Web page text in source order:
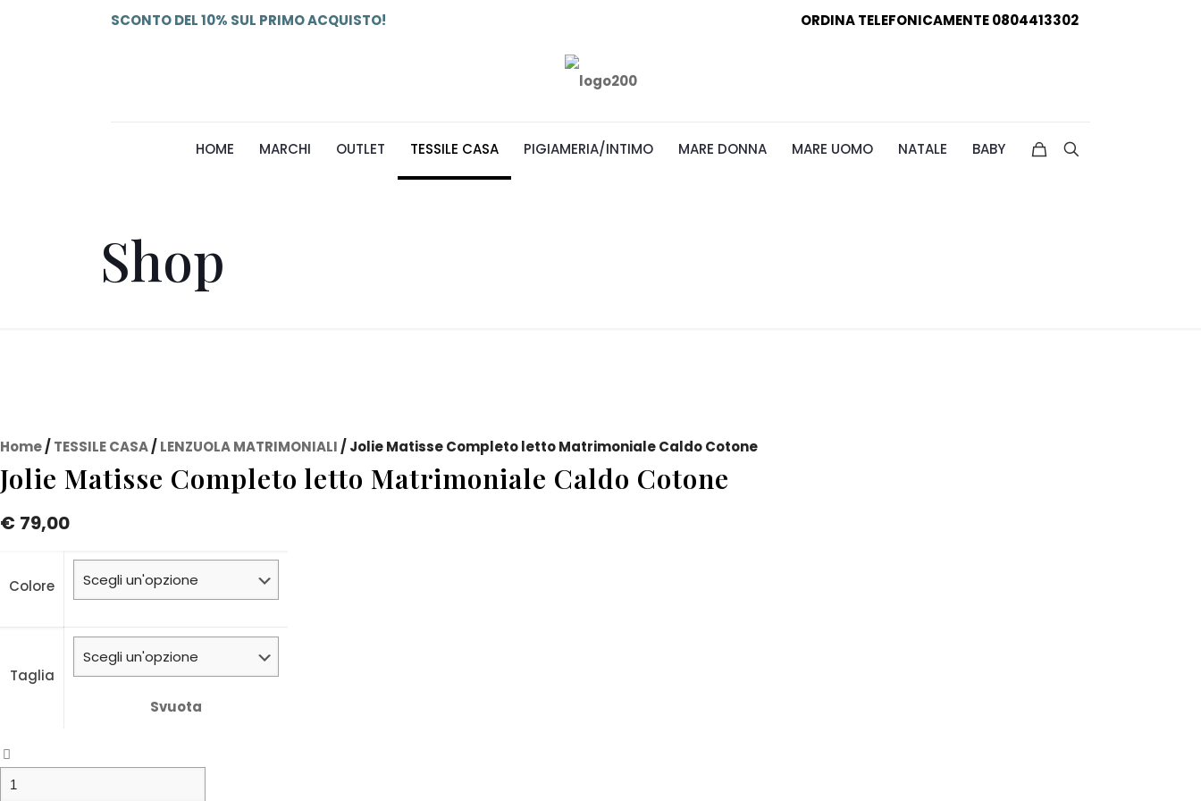
SCONTO DEL 10% SUL PRIMO ACQUISTO! ORDINA TELEFONICAMENTE 0804413302
HOME MARCHI OUTLET TESSILE CASA PIGIAMERIA/INTIMO MARE DONNA MARE UOMO NATALE BABY
Shop
Home/TESSILE CASA/LENZUOLA MATRIMONIALI / Jolie Matisse Completo letto Matrimoniale Caldo Cotone
Jolie Matisse Completo letto Matrimoniale Caldo Cotone
€ 79,00
Colore
Taglia
Svuota
Jolie